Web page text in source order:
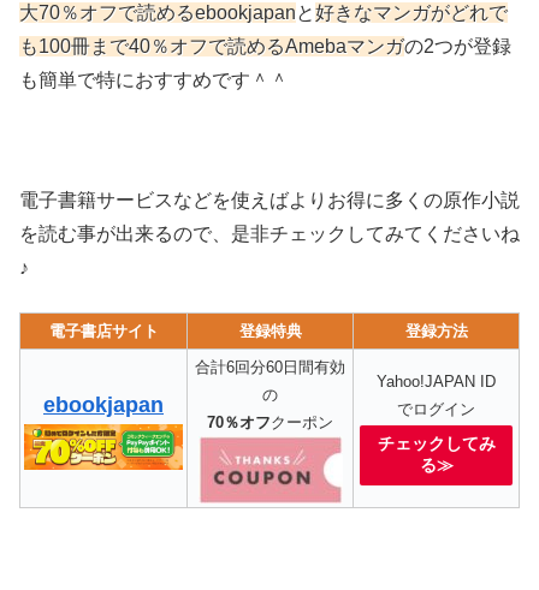
大70％オフで読めるebookjapanと好きなマンガがどれで
も100冊まで40％オフで読めるAmebaマンガの2つが登録
も簡単で特におすすめです＾＾
電子書籍サービスなどを使えばよりお得に多くの原作小説
を読む事が出来るので、是非チェックしてみてくださいね
♪
電子書店サイト 登録特典 登録方法
ebookjapan
合計6回分60日間有効
の
70％オフクーポン
Yahoo!JAPAN ID
でログイン
チェックしてみ
る≫